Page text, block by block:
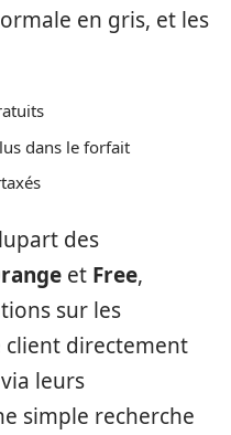
en gris, et les
dans le forfait
des
et Free,
sur les
client directement
leurs
simple recherche